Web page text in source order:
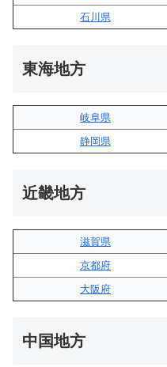
石川県
東海地方
岐阜県
静岡県
近畿地方
滋賀県
京都府
大阪府
中国地方